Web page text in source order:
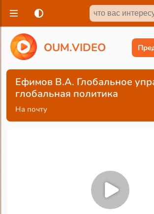
OUM.VIDEO
Ефимов В.А. Глобальное
глобальная политика
На почту